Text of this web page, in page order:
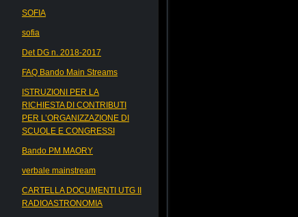
SOFIA
sofia
Det DG n. 2018-2017
FAQ Bando Main Streams
ISTRUZIONI PER LA
RICHIESTA DI CONTRIBUTI
PER L’ORGANIZZAZIONE DI
SCUOLE E CONGRESSI
Bando PM MAORY
verbale mainstream
CARTELLA DOCUMENTI UTG II
RADIOASTRONOMIA